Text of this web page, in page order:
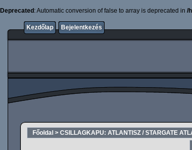
Deprecated : Automatic conversion of false to array is deprecated in /
Kezdőlap Bejelentkezés
Főoldal > CSILLAGKAPU: ATLANTISZ / STARGATE